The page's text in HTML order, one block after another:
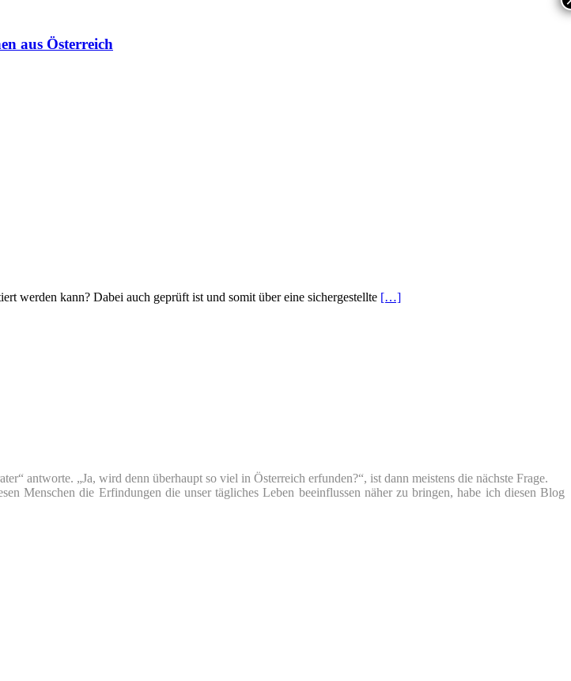
aus Österreich
werden kann? Dabei auch geprüft ist und somit über eine sichergestellte […]
antworte. „Ja, wird denn überhaupt so viel in Österreich erfunden?“, ist dann meistens die nächste Frage.
Menschen die Erfindungen die unser tägliches Leben beeinflussen näher zu bringen, habe ich diesen Blog